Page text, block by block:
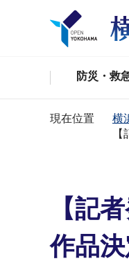
防災・救
現在位置 横
【記
作品